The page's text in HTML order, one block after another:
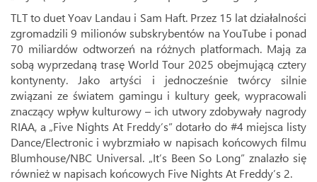
TLT to duet Yoav Landau i Sam Haft. Przez 15 lat działalności
zgromadzili 9 milionów subskrybentów na YouTube i ponad
70 miliardów odtworzeń na różnych platformach. Mają za
sobą wyprzedaną trasę World Tour 2025 obejmującą cztery
kontynenty. Jako artyści i jednocześnie twórcy silnie
związani ze światem gamingu i kultury geek, wypracowali
znaczący wpływ kulturowy – ich utwory zdobywały nagrody
RIAA, a „Five Nights At Freddy’s” dotarło do #4 miejsca listy
Dance/Electronic i wybrzmiało w napisach końcowych filmu
Blumhouse/NBC Universal. „It’s Been So Long” znalazło się
również w napisach końcowych Five Nights At Freddy’s 2.